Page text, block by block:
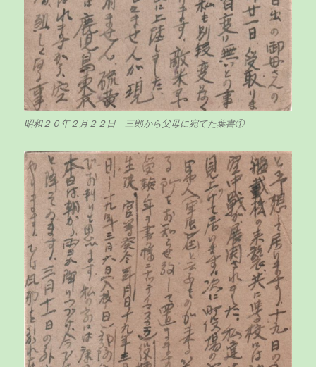
ま
す
よ」
に
昭和２０年２月２２日 三郎から父母に宛てた葉書①